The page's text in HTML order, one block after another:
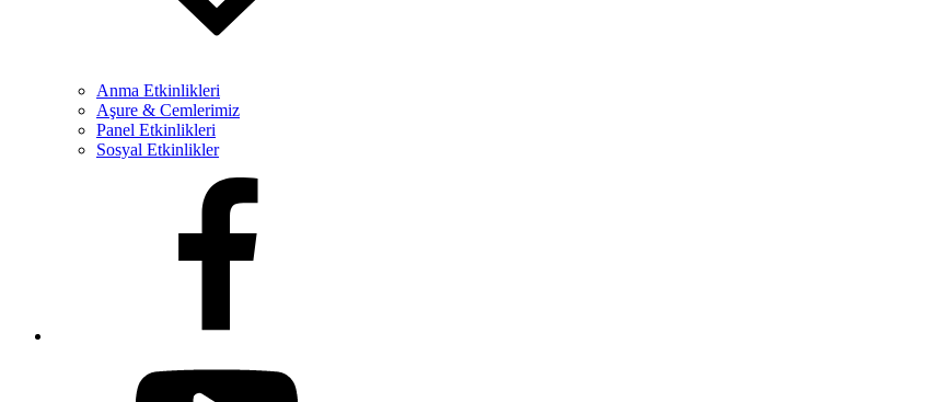
Anma Etkinlikleri
Aşure & Cemlerimiz
Panel Etkinlikleri
Sosyal Etkinlikler